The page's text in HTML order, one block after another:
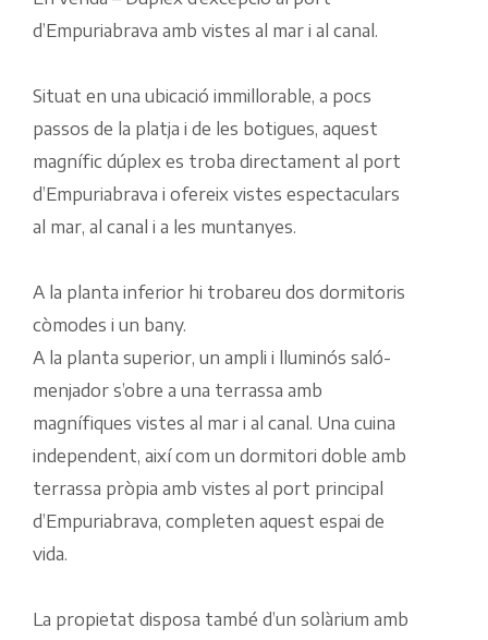
d’Empuriabrava amb vistes al mar i al canal.
Situat en una ubicació immillorable, a pocs
passos de la platja i de les botigues, aquest
magnífic dúplex es troba directament al port
d’Empuriabrava i ofereix vistes espectaculars
al mar, al canal i a les muntanyes.
A la planta inferior hi trobareu dos dormitoris
còmodes i un bany.
A la planta superior, un ampli i lluminós saló-
menjador s’obre a una terrassa amb
magnífiques vistes al mar i al canal. Una cuina
independent, així com un dormitori doble amb
terrassa pròpia amb vistes al port principal
d’Empuriabrava, completen aquest espai de
vida.
La propietat disposa també d’un solàrium amb